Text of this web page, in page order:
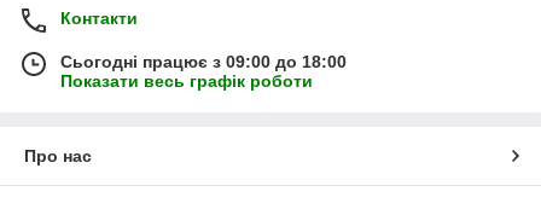
Контакти
Сьогодні працює з 09:00 до 18:00
Показати весь графік роботи
Про нас